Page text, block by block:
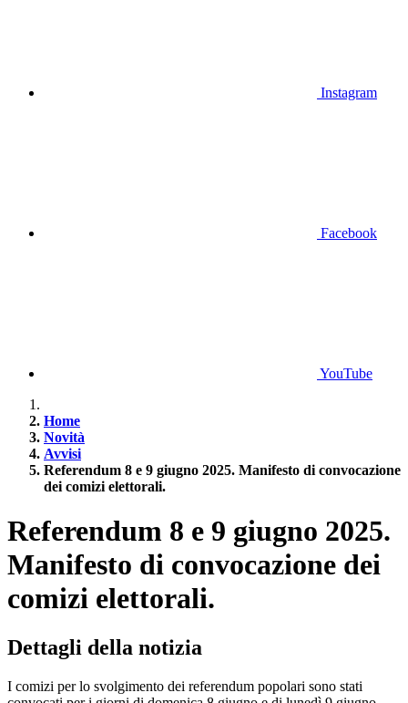
Instagram
Facebook
YouTube
Home
Novità
Avvisi
Referendum 8 e 9 giugno 2025. Manifesto di convocazione
dei comizi elettorali.
Referendum 8 e 9 giugno 2025.
Manifesto di convocazione dei
comizi elettorali.
Dettagli della notizia
I comizi per lo svolgimento dei referendum popolari sono stati